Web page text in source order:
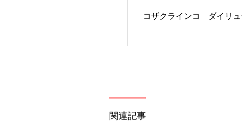
コザクラインコ ダイリュ
関連記事